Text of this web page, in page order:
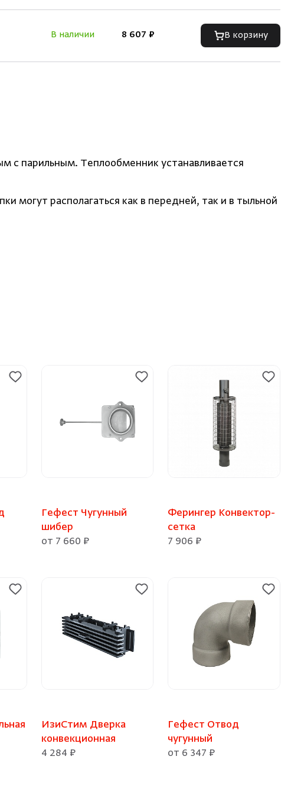
В наличии 8 607 ₽ В корзину
с парильным. Теплообменник устанавливается
могут располагаться как в передней, так и в тыльной
Гефест Чугунный
шибер
от 7 660 ₽
Ферингер Конвектор-
сетка
7 906 ₽
ИзиСтим Дверка
конвекционная
4 284 ₽
Гефест Отвод
чугунный
от 6 347 ₽